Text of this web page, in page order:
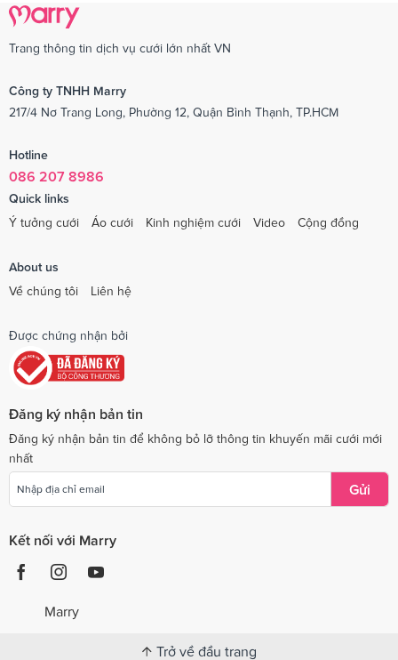
Trang thông tin dịch vụ cưới lớn nhất VN
Công ty TNHH Marry
217/4 Nơ Trang Long, Phường 12, Quận Bình Thạnh, TP.HCM
Hotline
086 207 8986
Quick links
Ý tưởng cưới
Áo cưới Kinh nghiệm cưới Video Cộng đồng
About us
Về chúng tôi
Liên hệ
Được chứng nhận bởi
Đăng ký nhận bản tin
Đăng ký nhận bản tin để không bỏ lỡ thông tin khuyến mãi cưới mới
nhất
Gửi
Kết nối với Marry
Marry
Trở về đầu trang